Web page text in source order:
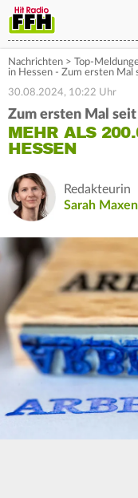
Nachrichten > Top-
in Hessen - Zum ersten Mal
30.08.2024, 10:22 Uhr
Zum ersten Mal seit
MEHR ALS
HESSEN
Redakteurin
Sarah Maxen